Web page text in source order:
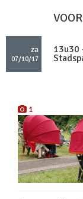
za
07/10/17
13u30
1